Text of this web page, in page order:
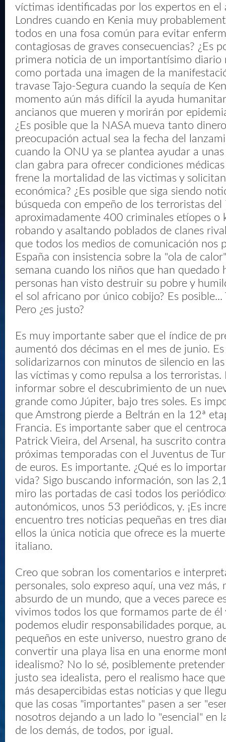
víctimas identificadas por los expertos en el
Londres cuando en Kenia muy
todos en una fosa común para evitar
contagiosas de graves consecuencias? ¿Es
primera noticia de un importantísimo diario
como portada una imagen de la
travase Tajo-Segura cuando la sequía de
momento aún más difícil la ayuda
ancianos que mueren y morirán por
¿Es posible que la NASA mueva tanto
preocupación actual sea la fecha del
cuando la ONU ya se plantea ayudar a
clan gabra para ofrecer condiciones
frene la mortalidad de las victimas y
económica? ¿Es posible que siga siendo
búsqueda con empeño de los terroristas del
aproximadamente 400 criminales etíopes o
robando y asaltando poblados de clanes
que todos los medios de comunicación nos
España con insistencia sobre la "ola de
semana cuando los niños que han quedado
personas han visto destruir su pobre y
el sol africano por único cobijo? Es posible...
Pero ¿es justo?
Es muy importante saber que el índice de
aumentó dos décimas en el mes de junio.
solidarizarnos con minutos de silencio en
las víctimas y como repulsa a los
informar sobre el descubrimiento de un
grande como Júpiter, bajo tres soles. Es
que Amstrong pierde a Beltrán en la 12ª
Francia. Es importante saber que el
Patrick Vieira, del Arsenal, ha suscrito
próximas temporadas con el Juventus de
de euros. Es importante. ¿Qué es lo
vida? Sigo buscando información, son las
miro las portadas de casi todos los
autonómicos, unos 53 periódicos, y. ¡Es
encuentro tres noticias pequeñas en tres
ellos la única noticia que ofrece es la
italiano.
Creo que sobran los comentarios e
personales, solo expreso aquí, una vez más,
absurdo de un mundo, que a veces parece
vivimos todos los que formamos parte de él
podemos eludir responsabilidades porque,
pequeños en este universo, nuestro grano
convertir una playa lisa en una enorme
idealismo? No lo sé, posiblemente
justo sea idealista, pero el realismo hace
más desapercibidas estas noticias y que
que las cosas "importantes" pasen a ser
nosotros dejando a un lado lo "esencial" en
de los demás, de todos, por igual.